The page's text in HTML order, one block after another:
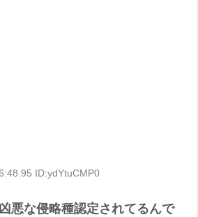
ID:ydYtuCMP0
悪な侵略種認定されてるんで